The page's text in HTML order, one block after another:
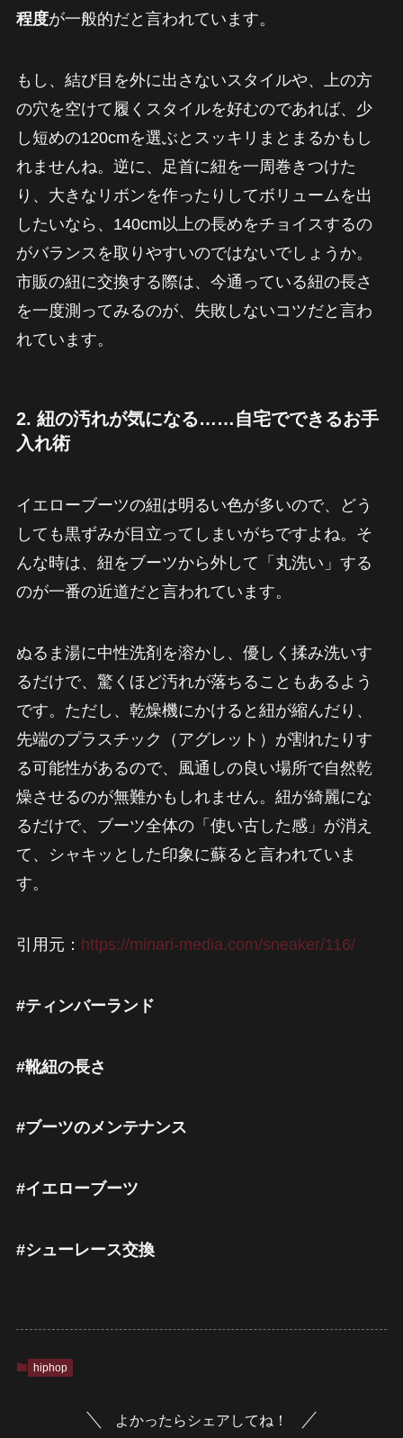
程度が一般的だと言われています。
もし、結び目を外に出さないスタイルや、上の方
の穴を空けて履くスタイルを好むのであれば、少
し短めの120cmを選ぶとスッキリまとまるかもし
れませんね。逆に、足首に紐を一周巻きつけた
り、大きなリボンを作ったりしてボリュームを出
したいなら、140cm以上の長めをチョイスするの
がバランスを取りやすいのではないでしょうか。
市販の紐に交換する際は、今通っている紐の長さ
を一度測ってみるのが、失敗しないコツだと言わ
れています。
2. 紐の汚れが気になる……自宅でできるお手
入れ術
イエローブーツの紐は明るい色が多いので、どう
しても黒ずみが目立ってしまいがちですよね。そ
んな時は、紐をブーツから外して「丸洗い」する
のが一番の近道だと言われています。
ぬるま湯に中性洗剤を溶かし、優しく揉み洗いす
るだけで、驚くほど汚れが落ちることもあるよう
です。ただし、乾燥機にかけると紐が縮んだり、
先端のプラスチック（アグレット）が割れたりす
る可能性があるので、風通しの良い場所で自然乾
燥させるのが無難かもしれません。紐が綺麗にな
るだけで、ブーツ全体の「使い古した感」が消え
て、シャキッとした印象に蘇ると言われていま
す。
引用元： https://minari-media.com/sneaker/116/
#ティンバーランド
#靴紐の長さ
#ブーツのメンテナンス
#イエローブーツ
#シューレース交換
hiphop
よかったらシェアしてね！